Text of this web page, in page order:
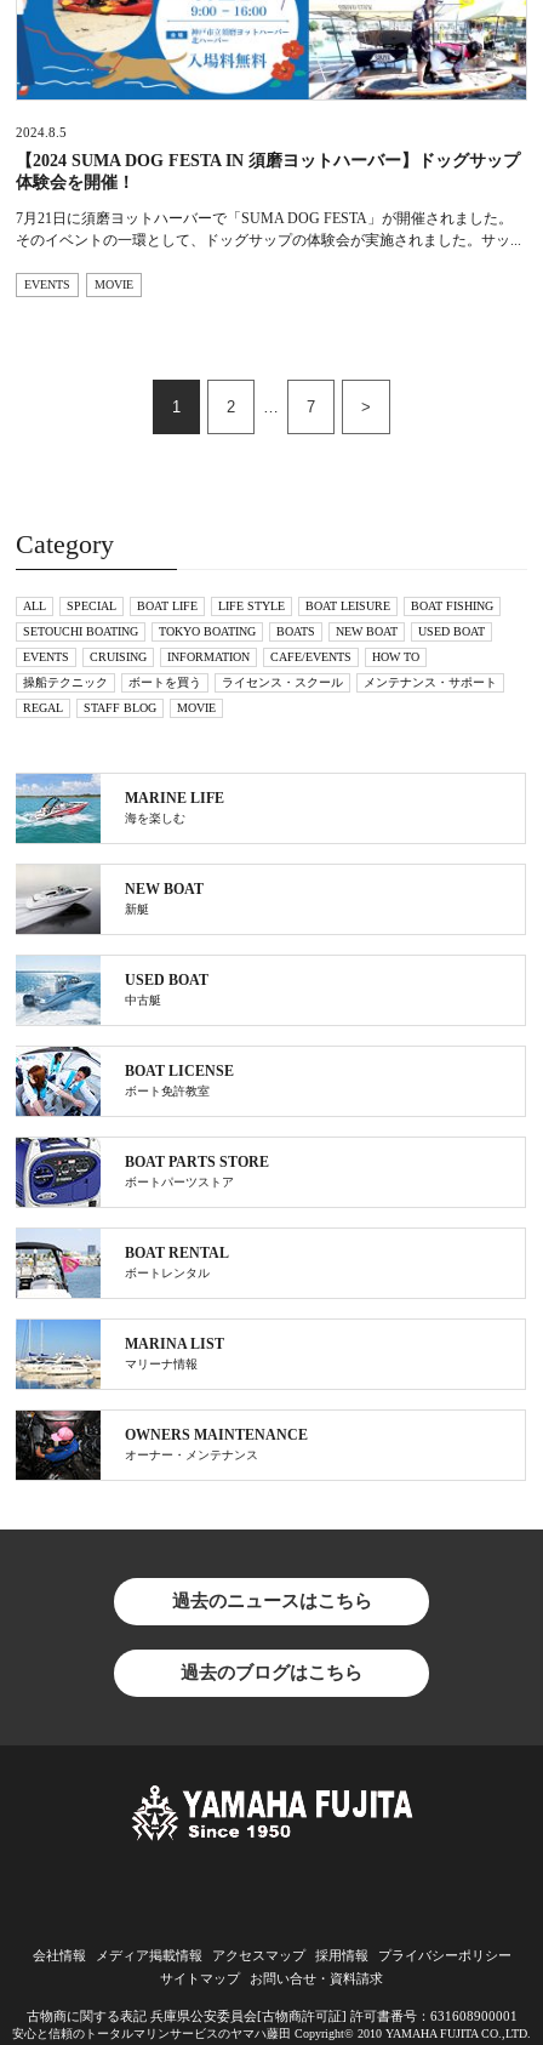
2024.8.5
【2024 SUMA DOG FESTA IN 須磨ヨットハーバー】ドッグサップ
体験会を開催！
7月21日に須磨ヨットハーバーで「SUMA DOG FESTA」が開催されました。
そのイベントの一環として、ドッグサップの体験会が実施されました。サッ...
EVENTS MOVIE
1 2 … 7 >
Category
ALL SPECIAL BOAT LIFE LIFE STYLE BOAT LEISURE
BOAT FISHING
SETOUCHI BOATING
TOKYO BOATING BOATS NEW BOAT
USED BOAT
EVENTS
CRUISING INFORMATION CAFE/EVENTS
HOW TO
操船テクニック
ボートを買う ライセンス・スクール
メンテナンス・サポート
REGAL
STAFF BLOG MOVIE
MARINE LIFE
海を楽しむ
NEW BOAT
新艇
USED BOAT
中古艇
BOAT LICENSE
ボート免許教室
BOAT PARTS STORE
ボートパーツストア
BOAT RENTAL
ボートレンタル
MARINA LIST
マリーナ情報
OWNERS MAINTENANCE
オーナー・メンテナンス
過去のニュースはこちら
過去のブログはこちら
会社情報 メディア掲載情報 アクセスマップ 採用情報
プライバシーポリシー
サイトマップ
お問い合せ・資料請求
古物商に関する表記 兵庫県公安委員会[古物商許可証] 許可書番号：631608900001
安心と信頼のトータルマリンサービスのヤマハ藤田 Copyright© 2010 YAMAHA FUJITA CO.,LTD.